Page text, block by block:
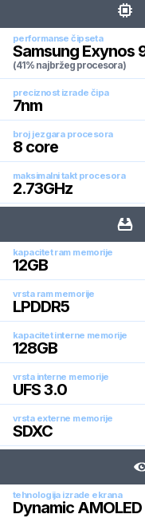
performanse čipseta
Samsung Exynos
(41% najbržeg procesora)
preciznost izrade čipa
7nm
broj jezgara procesora
8 core
maksimalni takt procesora
2.73GHz
kapacitet ram memorije
12GB
vrsta ram memorije
LPDDR5
kapacitet interne memorije
128GB
vrsta interne memorije
UFS 3.0
vrsta externe memorije
SDXC
tehnologija izrade ekrana
Dynamic AMOLED